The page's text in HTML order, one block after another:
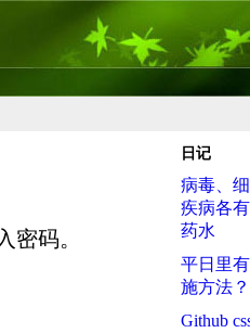
密码。
日记
病毒、
疾病各
药水
平日里
施方法？
Github